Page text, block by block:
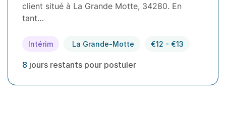
client situé à La Grande Motte, 34280. En
tant…
Intérim La Grande-Motte €12 - €13
8 jours restants pour postuler